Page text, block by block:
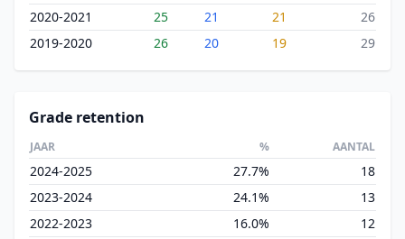
2020-2021
25 21 21
26
2019-2020
26 20 19 29
Grade retention
JAAR % AANTAL
2024-2025 27.7%
18
2023-2024
24.1%
13
2022-2023
16.0%
12